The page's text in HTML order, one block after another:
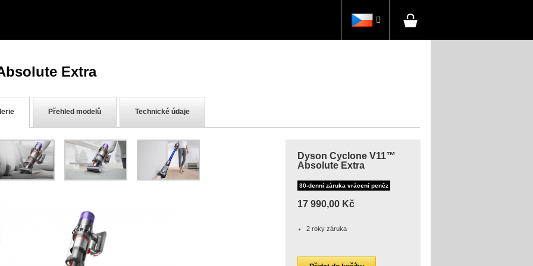

Extra
Přehled modelů Technické údaje
Dyson Cyclone V11™
Absolute Extra
30-denní záruka vrácení peněz
17 990,00 Kč
2 roky záruka